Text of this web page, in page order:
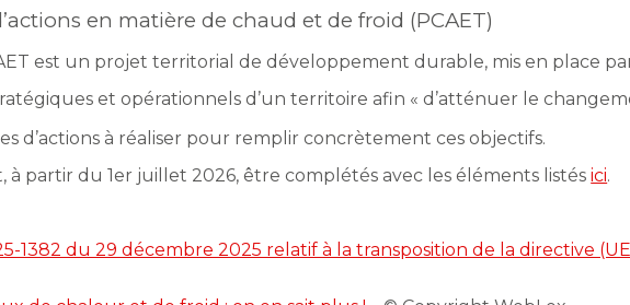
en matière de chaud et de froid (PCAET)
est un projet territorial de développement durable, mis en place
et opérationnels d’un territoire afin « d’atténuer le
d’actions à réaliser pour remplir concrètement ces objectifs.
à partir du 1er juillet 2026, être complétés avec les éléments listésici.
1382 du 29 décembre 2025 relatif à la transposition de la directive